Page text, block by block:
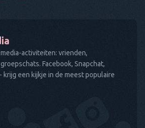
activiteiten: vrienden,
Facebook, Snapchat,
krijg een kijkje in de meest populaire